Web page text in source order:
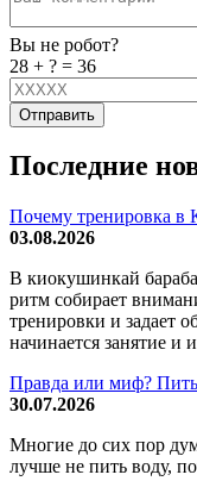
Вы не робот?
28 + ? = 36
Отправить
Последние
Почему тренировка в
03.08.2026
В киокушинкай
ритм собирает
тренировки и задает
начинается занятие и
Правда или миф?
30.07.2026
Многие до сих пор
лучше не пить воду,